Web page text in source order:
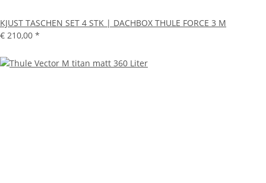
KJUST TASCHEN SET 4 STK | DACHBOX THULE FORCE 3 M
€ 210,00 *